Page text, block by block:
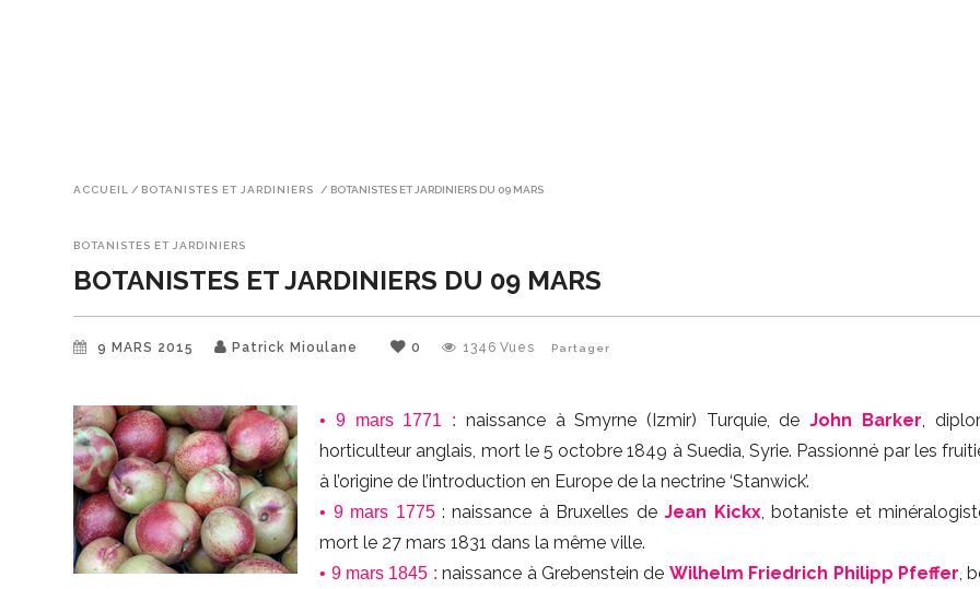
ACCUEIL / BOTANISTES ET JARDINIERS / BOTANISTES ET JARDINIERS DU 09 MARS
BOTANISTES ET JARDINIERS
BOTANISTES ET JARDINIERS DU 09 MARS
9 MARS 2015 Patrick Mioulane 0 1346 Vues Partager
• 9 mars 1771 : naissance à Smyrne (Izmir) Turquie, deJohn Barker,
horticulteur anglais, mort le 5 octobre 1849 à Suedia, Syrie. Passionné par les
à l’origine de l’introduction en Europe de la nectrine ‘Stanwick’.
• 9 mars 1775 : naissance à Bruxelles deJean Kickx, botaniste et
mort le 27 mars 1831 dans la même ville.
• 9 mars 1845 : naissance à Grebenstein de Wilhelm Friedrich Philipp Pfeffer,